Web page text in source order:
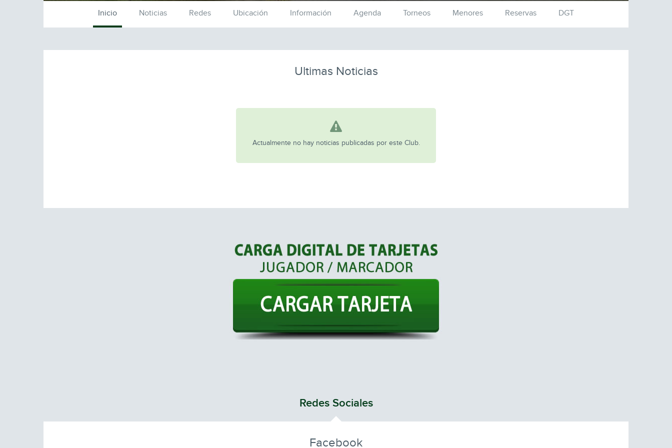
Inicio Noticias Redes Ubicación Información Agenda Torneos Menores Reservas DGT
Ultimas Noticias
Actualmente no hay noticias publicadas por este Club.
Redes Sociales
Facebook